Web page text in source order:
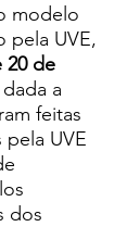
modelo
pela UVE,
20 de
a
feitas
pela UVE
dos